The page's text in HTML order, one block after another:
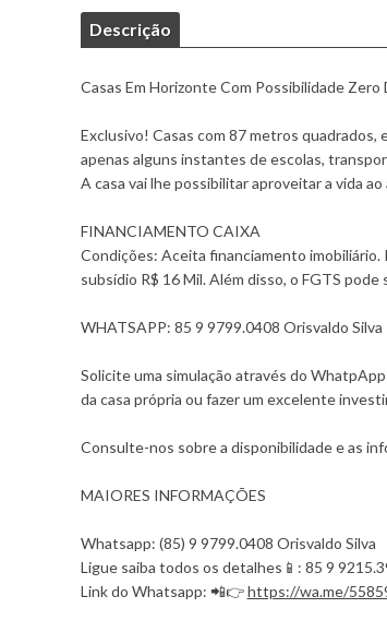
Descrição
Casas Em Horizonte Com Possibilidade Zero
Exclusivo! Casas com 87 metros quadrados,
apenas alguns instantes de escolas,
A casa vai lhe possibilitar aproveitar a vida
FINANCIAMENTO CAIXA
Condições: Aceita financiamento imobiliário.
subsídio R$ 16 Mil. Além disso, o FGTS
WHATSAPP: 85 9 9799.0408 Orisvaldo Silva
Solicite uma simulação através do
da casa própria ou fazer um excelente
Consulte-nos sobre a disponibilidade e as
MAIORES INFORMAÇÕES
Whatsapp: (85) 9 9799.0408 Orisvaldo Silva
Ligue saiba todos os detalhes📱: 85 9
Link do Whatsapp: 📲👉https://wa.me/